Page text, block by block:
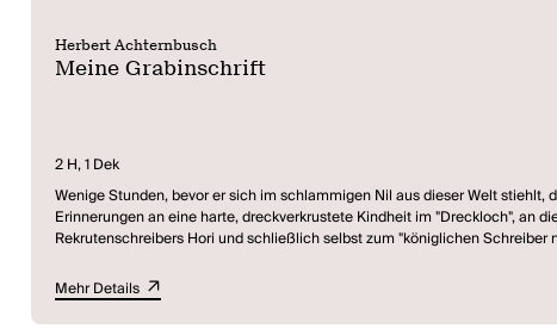
Herbert Achternbusch
Meine Grabinschrift
2 H, 1 Dek
Wenige Stunden, bevor er sich im schlammigen Nil aus dieser Welt
Erinnerungen an eine harte, dreckverkrustete Kindheit im "Dreckloch", an
Rekrutenschreibers Hori und schließlich selbst zum "königlichen
Lebens überhöhen kann. An das Erinnern und das Erfinden, milde ironisch
Mehr Details